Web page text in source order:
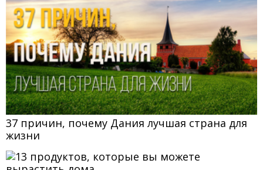
37 причин, почему Дания лучшая страна для
жизни